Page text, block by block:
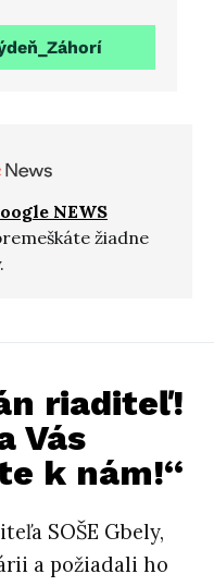
NEWS
žiadne
riaditeľ!
Vás
k nám!“
SOŠE Gbely,
a požiadali ho